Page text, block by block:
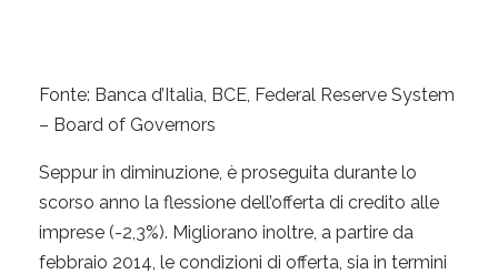
Fonte: Banca d’Italia, BCE, Federal Reserve System
– Board of Governors
Seppur in diminuzione, è proseguita durante lo
scorso anno la flessione dell’offerta di credito alle
imprese (-2,3%). Migliorano inoltre, a partire da
febbraio 2014, le condizioni di offerta, sia in termini